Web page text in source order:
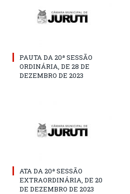
PAUTA DA 20ª SESSÃO
ORDINÁRIA, DE 28 DE
DEZEMBRO DE 2023
ATA DA 20ª SESSÃO
EXTRAORDINÁRIA, DE 20
DE DEZEMBRO DE 2023